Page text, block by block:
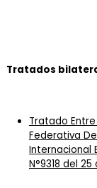
Tratados
Tratado Entre
Federativa
Internacional
N°9318 del